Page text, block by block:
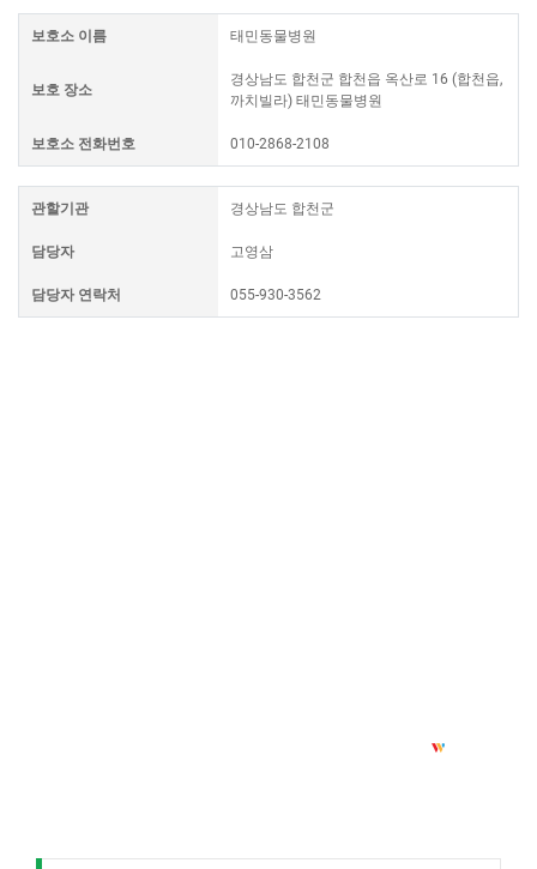
보호소 이름 태민동물병원
보호 장소
경상남도 합천군 합천읍 옥산로 16 (합천읍,
까치빌라) 태민동물병원
보호소 전화번호 010-2868-2108
관할기관 경상남도 합천군
담당자 고영삼
담당자 연락처 055-930-3562